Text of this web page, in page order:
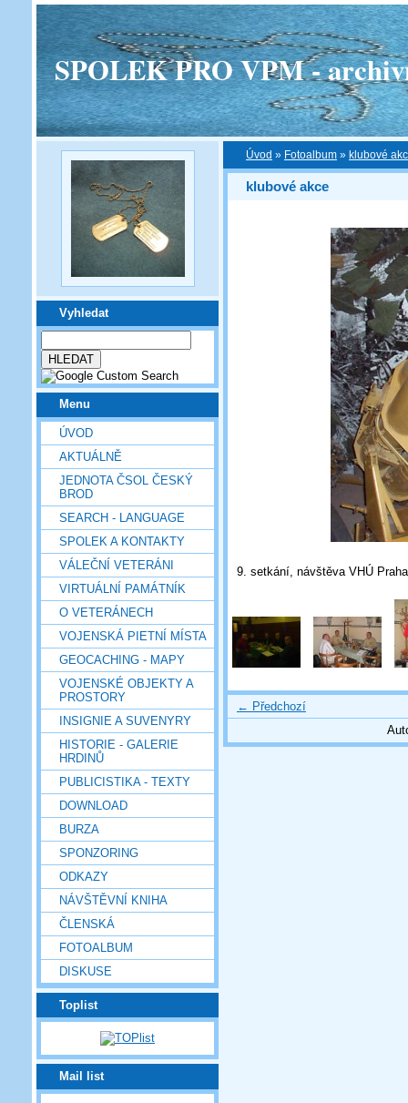
SPOLEK PRO VPM -
Vyhledat
Menu
ÚVOD
AKTUÁLNĚ
JEDNOTA ČSOL ČESKÝ
BROD
SEARCH - LANGUAGE
SPOLEK A KONTAKTY
VÁLEČNÍ VETERÁNI
VIRTUÁLNÍ PAMÁTNÍK
O VETERÁNECH
VOJENSKÁ PIETNÍ MÍSTA
GEOCACHING - MAPY
VOJENSKÉ OBJEKTY A
PROSTORY
INSIGNIE A SUVENYRY
HISTORIE - GALERIE
HRDINŮ
PUBLICISTIKA - TEXTY
DOWNLOAD
BURZA
SPONZORING
ODKAZY
NÁVŠTĚVNÍ KNIHA
ČLENSKÁ
FOTOALBUM
DISKUSE
Toplist
Mail list
Úvod » Fotoalbum » klubové
klubové akce
9. setkání, návštěva VHÚ Praha
← Předchozí